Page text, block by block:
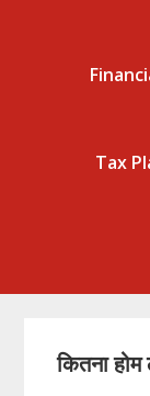
Tax
कितना